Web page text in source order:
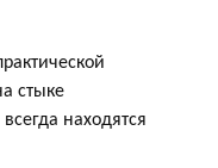
стыке
находятся